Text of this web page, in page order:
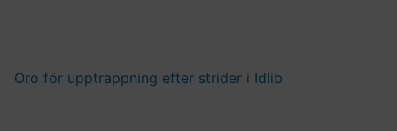
Oro för upptrappning efter strider i Idlib